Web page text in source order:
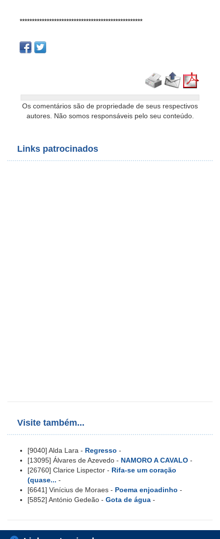
**************************************************
Os comentários são de propriedade de seus respectivos
autores. Não somos responsáveis pelo seu conteúdo.
Links patrocinados
Visite também...
[9040] Alda Lara - Regresso -
[13095] Álvares de Azevedo - NAMORO A CAVALO -
[26760] Clarice Lispector - Rifa-se um coração
(quase... -
[6641] Vinícius de Moraes - Poema enjoadinho -
[5852] António Gedeão - Gota de água -